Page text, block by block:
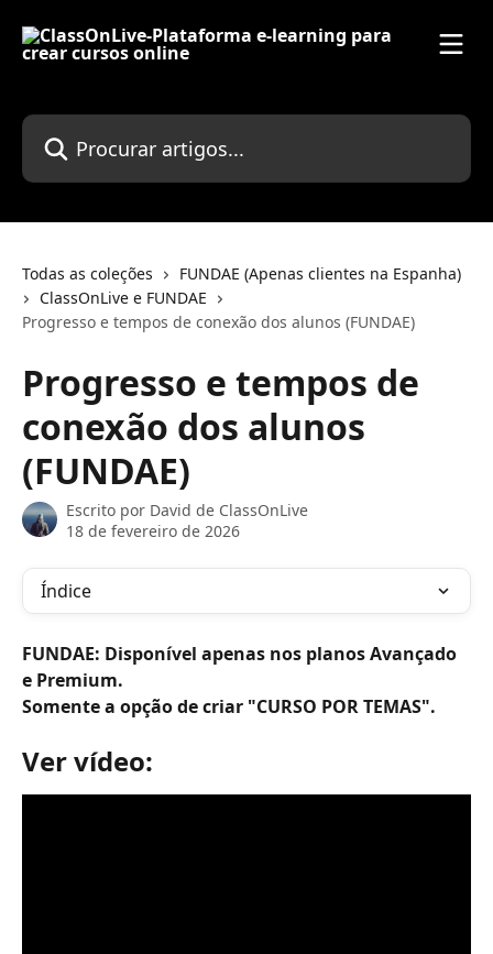
Procurar artigos...
Todas as coleções
FUNDAE (Apenas clientes na Espanha)
ClassOnLive e FUNDAE
Progresso e tempos de conexão dos alunos (FUNDAE)
Progresso e tempos de
conexão dos alunos
(FUNDAE)
Escrito por David de ClassOnLive
18 de fevereiro de 2026
Índice
FUNDAE: Disponível apenas nos planos Avançado
e Premium.
Somente a opção de criar "CURSO POR TEMAS".
Ver vídeo: